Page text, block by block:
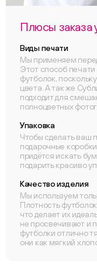
Плюсы заказа
Виды печати
Мы применяем
Этот способ печати
футболок,
цвета. А так же
подходит для
полноцветных
Упаковка
Чтобы сделать ваш
подарочные
придётся искать
подарить красиво
Качество изделия
Мы используем
Плотность футболок
что делает их
не просвечивают и
футболки отлично
они как мягкий